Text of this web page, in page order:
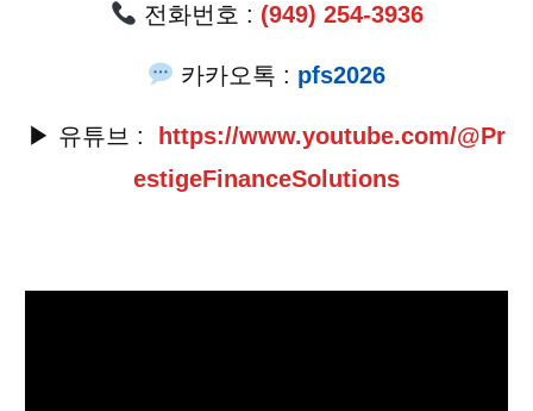
전화번호 : (949) 254-3936
카카오톡 : pfs2026
▶ 유튜브 :
https://www.youtube.com/@Pr
estigeFinanceSolutions